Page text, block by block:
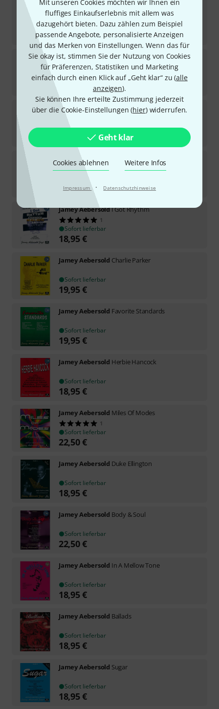
Mit unseren Cookies möchten wir Ihnen ein
fluffiges Einkaufserlebnis mit allem was
dazugehört bieten. Dazu zählen zum Beispiel
passende Angebote, personalisierte Anzeigen
und das Merken von Einstellungen. Wenn das für
Sie okay ist, stimmen Sie der Nutzung von Cookies
für Präferenzen, Statistiken und Marketing
einfach durch einen Klick auf „Geht klar“ zu (alle
anzeigen).
Sie können Ihre erteilte Zustimmung jederzeit
über die Cookie-Einstellungen (hier) widerrufen.
Geht klar
Cookies ablehnen Weitere Infos
Impressum · Datenschutzhinweise
Jamey Aebersold David Sanborn Songs
Sofort lieferbar
18,95€
Jamey AebersoldJazz Holiday Classics
Sofort lieferbar
Jamey Aebersold All the Things You Are
Sofort lieferbar
Jamey Aebersold Groovin' High
1
Sofort lieferbar
18,95€
Jamey AebersoldI Got Rhythm
1
Sofort lieferbar
18,95€
Jamey Aebersold Charlie Parker
Sofort lieferbar
19,95€
Jamey Aebersold Favorite Standards
Sofort lieferbar
19,95€
Jamey Aebersold Herbie Hancock
Sofort lieferbar
18,95€
Jamey Aebersold Miles Of Modes
1
Sofort lieferbar
22,50€
Jamey Aebersold Duke Ellington
Sofort lieferbar
18,95€
Jamey Aebersold Body & Soul
Sofort lieferbar
22,50€
Jamey Aebersold In A Mellow Tone
Sofort lieferbar
18,95€
Jamey Aebersold Ballads
Sofort lieferbar
18,95€
Jamey Aebersold Sugar
Sofort lieferbar
18,95€